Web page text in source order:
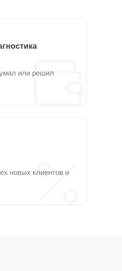
или решил
новых клиентов и